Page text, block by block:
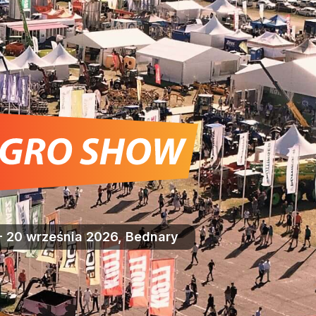
20 września 2026, Bednary